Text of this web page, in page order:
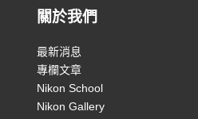
關於我們
最新消息
專欄文章
Nikon School
Nikon Gallery